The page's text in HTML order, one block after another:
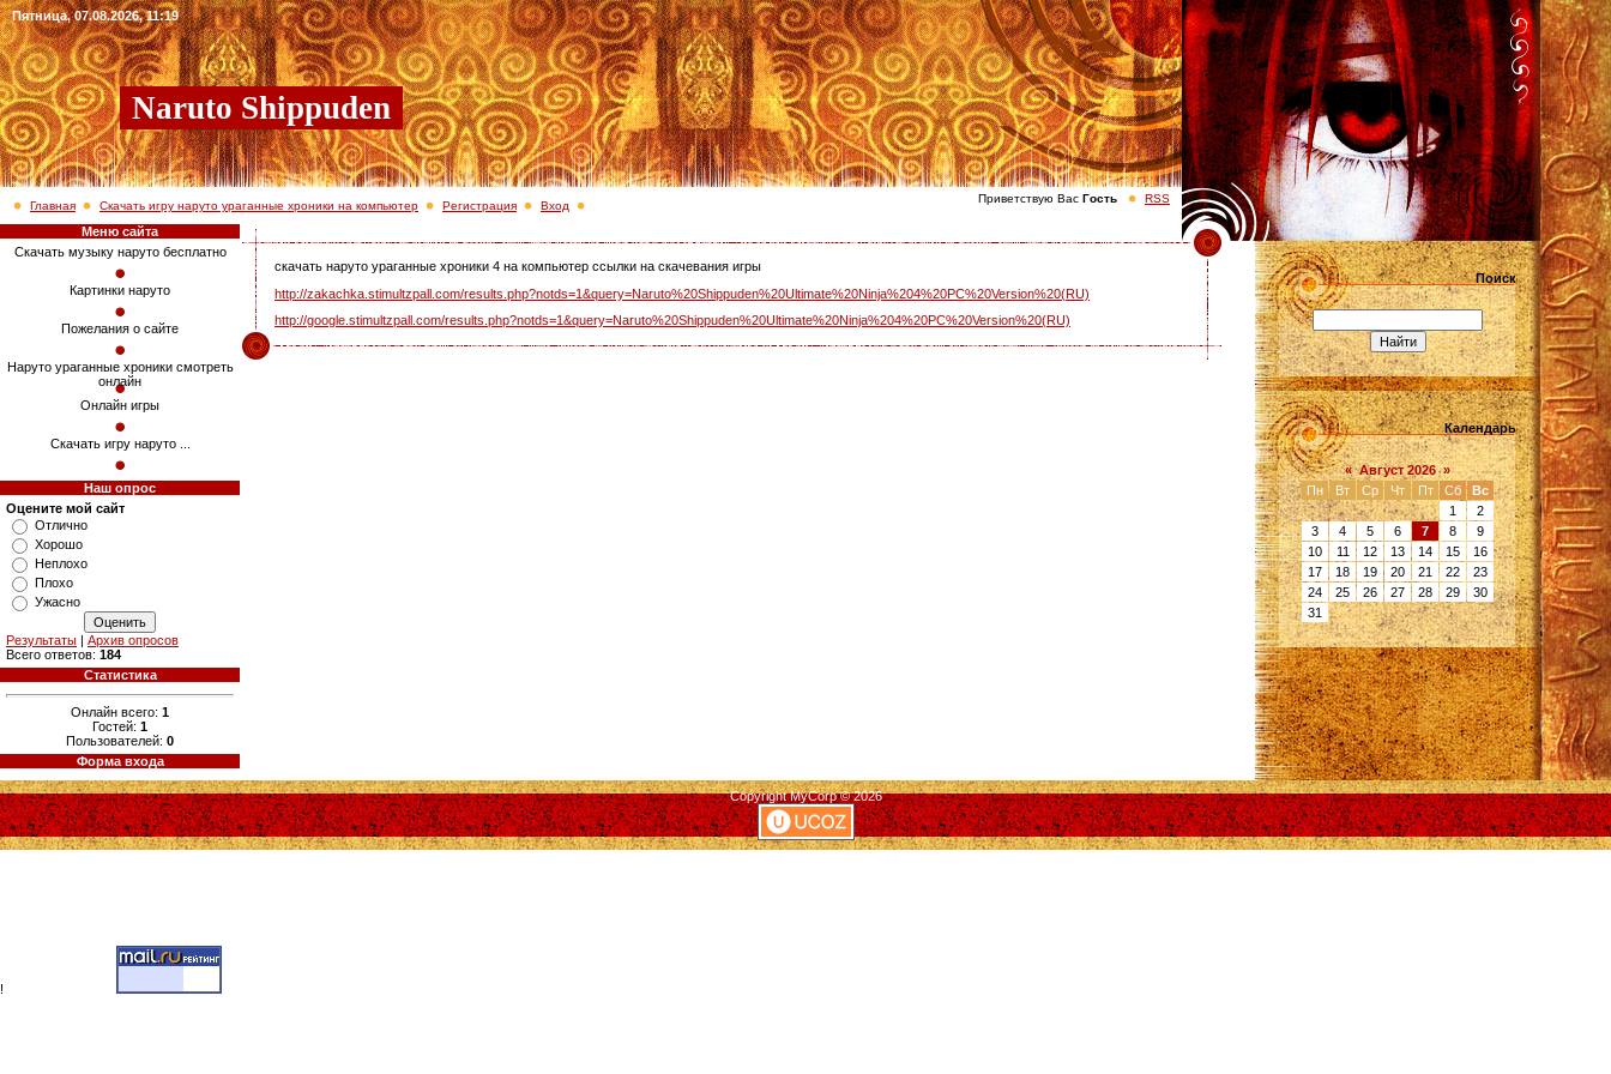
Пятница, 07.08.2026, 11:19
Приветствую Вас Гость RSS
Naruto Shippuden
Главная Скачать игру наруто ураганные хроники на компьютер Регистрация Вход
Меню сайта
Скачать музыку наруто бесплатно
Картинки наруто
Пожелания о сайте
Наруто ураганные хроники смотреть
онлайн
Онлайн игры
Скачать игру наруто ...
Наш опрос
Оцените мой сайт
Отлично
Хорошо
Неплохо
Плохо
Ужасно
Результаты | Архив опросов
Всего ответов: 184
Статистика
Онлайн всего: 1
Гостей: 1
Пользователей: 0
Форма входа
скачать наруто ураганные хроники 4 на компьютер ссылки на скачевания игры
http://zakachka.stimultzpall.com/results.php?notds=1&query=Naruto%20Shippuden%20Ultimate%20Ninja%204%20PC%20Version%20(RU)
http://google.stimultzpall.com/results.php?notds=1&query=Naruto%20Shippuden%20Ultimate%20Ninja%204%20PC%20Version%20(RU)
Поиск
Календарь
« Август 2026 »
Пн
Вт Ср Чт Пт Сб
Вс
1
2
3
4 5 6 7 8
9
10
11 12 13 14 15
16
17
18 19 20 21 22
23
24
25 26 27 28 29
30
31
Copyright MyCorp © 2026
!